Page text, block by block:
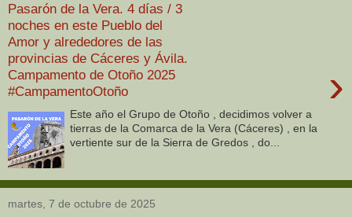
Pasarón de la Vera. 4 días / 3
noches en este Pueblo del
Amor y alrededores de las
provincias de Cáceres y Ávila.
Campamento de Otoño 2025
#CampamentoOtoño
›
Este año el Grupo de Otoño , decidimos volver a
tierras de la Comarca de la Vera (Cáceres) , en la
vertiente sur de la Sierra de Gredos , do...
martes, 7 de octubre de 2025